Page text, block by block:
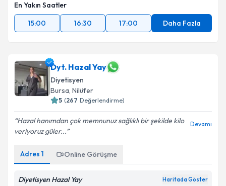
En Yakın Saatler
15:00
16:30 17:00 Daha Fazla
Dyt. Hazal Yay
Diyetisyen
Bursa, Nilüfer
5 (267 Değerlendirme)
Hazal hanımdan çok memnunuz sağlıklı bir şekilde kilo
veriyoruz güler...
Devamı
Adres 1 Online Görüşme
Diyetisyen Hazal Yay Haritada Göster